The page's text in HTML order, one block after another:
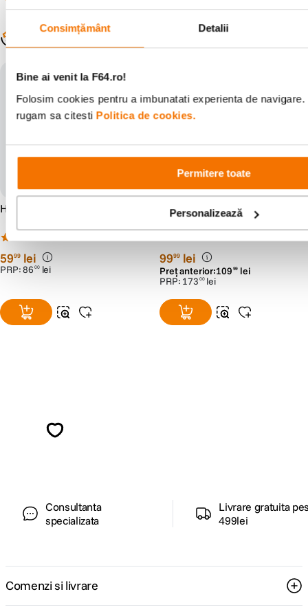
Consimțământ Detalii
Bine ai venit la F64.ro!
Folosim cookies pentru a imbunatati experienta de
rugam sa citesti Politica de cookies.
Permitere toate
Personalizează
Populare în aceeași categorie
Hoya UX II Filtru UV 43mm
5999 lei
PRP:86 00 lei
Hoya UX II Filtru Polarizare
9999 lei
Preț anterior:109 99 lei
PRP: 173 00 lei
Consultanta
specializata
Livrare gratuita
499lei
Comenzi si livrare